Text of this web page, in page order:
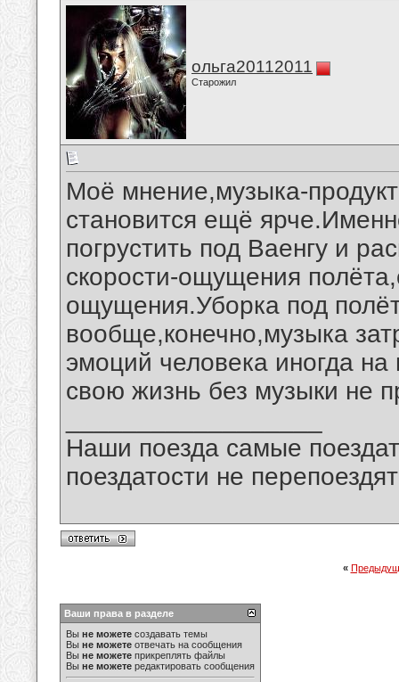
ольга20112011
Старожил
Моё мнение,музыка-
становится ещё
погрустить под Ваенгу и
скорости-ощущения
ощущения.Уборка под
вообще,конечно,музыка
эмоций человека иногда
свою жизнь без музыки не
Наши поезда самые
поездатости не
«
Ваши права в разделе
Вы не можете создавать темы
Вы не можете отвечать на сообщения
Вы не можете прикреплять файлы
Вы не можете редактировать сообщения